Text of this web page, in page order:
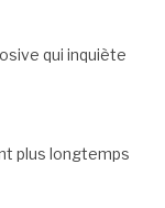
qui inquiète
plus longtemps